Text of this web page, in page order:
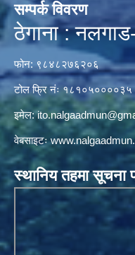
सम्पर्क विवरण
ठेगाना :
फोन: ९८४८२७६२०६
टोल फ्रि नंः १८१०५००००३५
इमेल:
वेबसाइटः
स्थानिय तहमा सूचना